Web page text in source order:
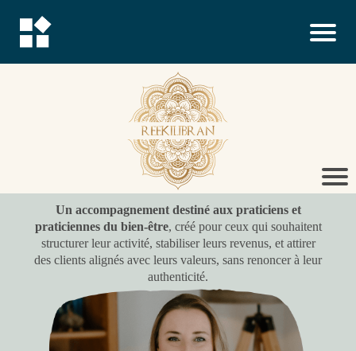
Un accompagnement destiné aux praticiens et
praticiennes du bien-être, créé pour ceux qui souhaitent
structurer leur activité, stabiliser leurs revenus, et attirer
des clients alignés avec leurs valeurs, sans renoncer à leur
authenticité.